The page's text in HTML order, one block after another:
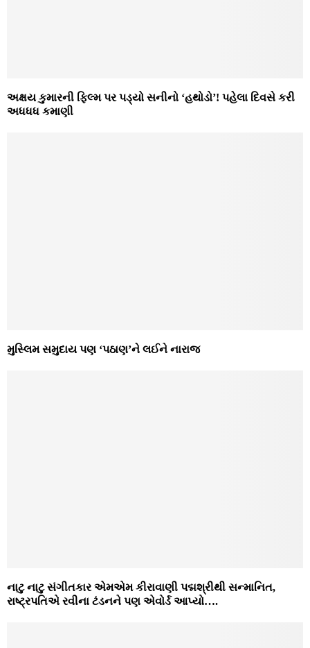
અક્ષય કુમારની ફિલ્મ પર પડ્યો સનીનો ‘હથોડો’! પહેલા દિવસે કરી
અધધધ કમાણી
મુસ્લિમ સમુદાય પણ ‘પઠાણ’ને લઈને નારાજ
નાટુ નાટુ સંગીતકાર એમએમ કીરાવાણી પદ્મશ્રીથી સન્માનિત,
રાષ્ટ્રપતિએ રવીના ટંડનને પણ એવોર્ડ આપ્યો….